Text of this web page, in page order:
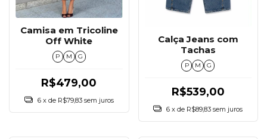
Camisa em Tricoline
Off White
P M G
R$479,00
6 x de R$79,83 sem juros
Calça Jeans com
Tachas
P M G
R$539,00
6 x de R$89,83 sem juros